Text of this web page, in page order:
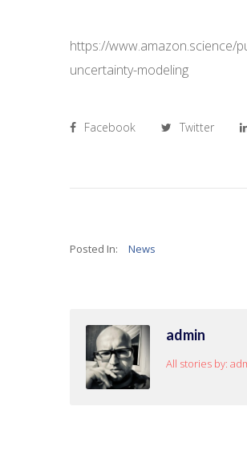
https://www.amazon.science/
uncertainty-modeling
Facebook Twitter
Posted In: News
admin
All stories by: